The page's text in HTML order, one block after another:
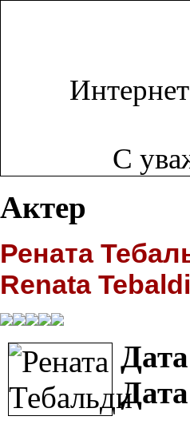
С
Актер
Рената
Renata Tebaldi